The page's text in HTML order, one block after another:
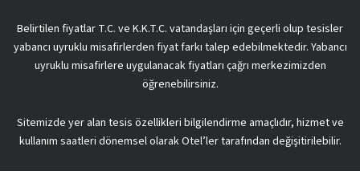
Belirtilen fiyatlar T.C. ve K.K.T.C. vatandaşları için geçerli olup tesisler
yabancı uyruklu misafirlerden fiyat farkı talep edebilmektedir. Yabancı
uyruklu misafirlere uygulanacak fiyatları çağrı merkezimizden
öğrenebilirsiniz.
Sitemizde yer alan tesis özellikleri bilgilendirme amaçlıdır, hizmet ve
kullanım saatleri dönemsel olarak Otel’ler tarafından değişitirilebilir.